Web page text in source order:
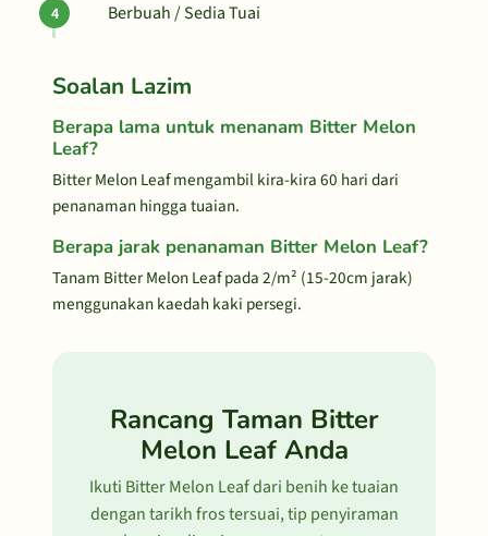
Berbuah / Sedia Tuai
Soalan Lazim
Berapa lama untuk menanam Bitter Melon
Leaf?
Bitter Melon Leaf mengambil kira-kira 60 hari dari
penanaman hingga tuaian.
Berapa jarak penanaman Bitter Melon Leaf?
Tanam Bitter Melon Leaf pada 2/m² (15-20cm jarak)
menggunakan kaedah kaki persegi.
Rancang Taman Bitter
Melon Leaf Anda
Ikuti Bitter Melon Leaf dari benih ke tuaian
dengan tarikh fros tersuai, tip penyiraman